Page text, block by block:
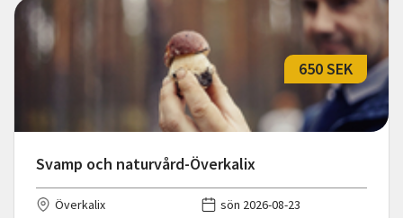
Svamp och naturvård-Överkalix
650 SEK
Överkalix
sön 2026-08-23